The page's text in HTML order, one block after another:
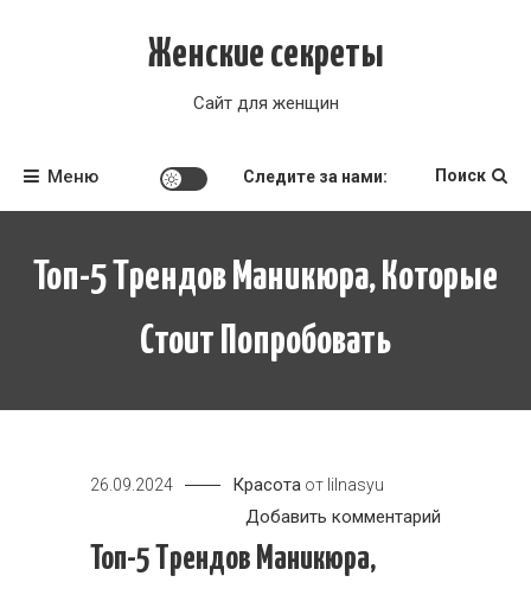
Женские секреты
Сайт для женщин
Меню Следите за нами: Поиск
Топ-5 Трендов Маникюра, Которые
Стоит Попробовать
26.09.2024 Красота от lilnasyu
Добавить комментарий
Топ-5 Трендов Маникюра,